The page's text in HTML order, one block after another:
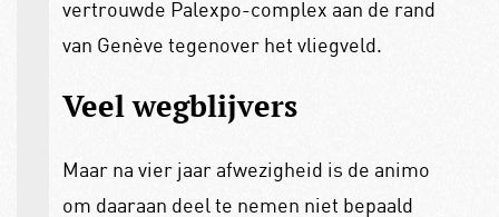
vertrouwde Palexpo-complex aan de rand
van Genève tegenover het vliegveld.
Veel wegblijvers
Maar na vier jaar afwezigheid is de animo
om daaraan deel te nemen niet bepaald